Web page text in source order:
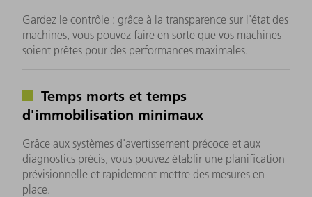
Gardez le contrôle : grâce à la transparence sur l'état des
machines, vous pouvez faire en sorte que vos machines
soient prêtes pour des performances maximales.
Temps morts et temps
d'immobilisation minimaux
Grâce aux systèmes d'avertissement précoce et aux
diagnostics précis, vous pouvez établir une planification
prévisionnelle et rapidement mettre des mesures en
place.